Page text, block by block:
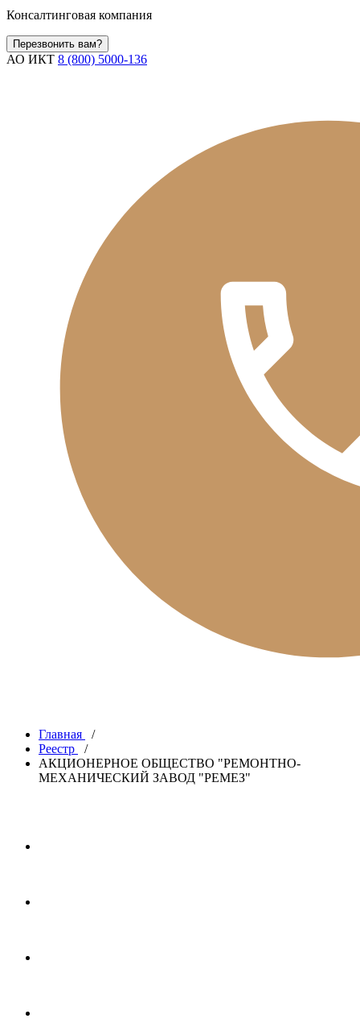
Консалтинговая компания
Перезвонить вам?
АО ИКТ 8 (800) 5000-136
Главная
/
Реестр
/
АКЦИОНЕРНОЕ ОБЩЕСТВО "РЕМОНТНО-
МЕХАНИЧЕСКИЙ ЗАВОД "РЕМЕЗ"